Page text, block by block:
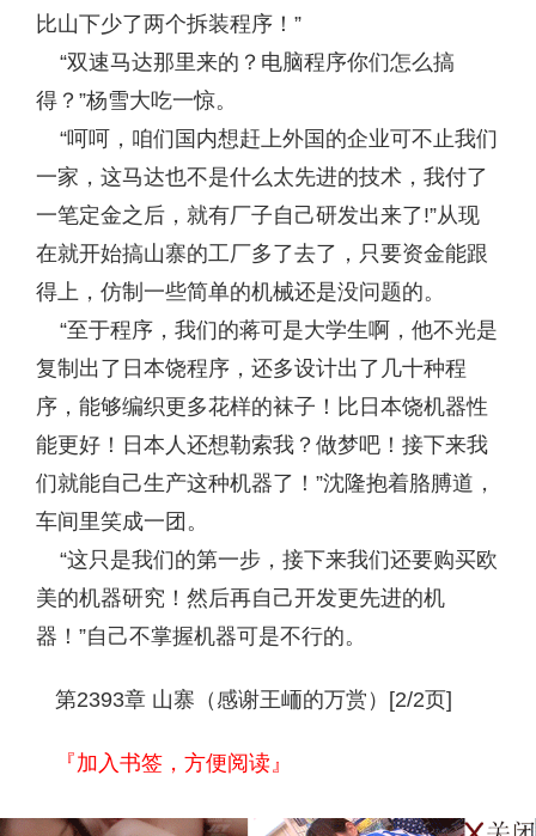
比山下少了两个拆装程序！”
“双速马达那里来的？电脑程序你们怎么搞
得？”杨雪大吃一惊。
“呵呵，咱们国内想赶上外国的企业可不止我们
一家，这马达也不是什么太先进的技术，我付了
一笔定金之后，就有厂子自己研发出来了!”从现
在就开始搞山寨的工厂多了去了，只要资金能跟
得上，仿制一些简单的机械还是没问题的。
“至于程序，我们的蒋可是大学生啊，他不光是
复制出了日本饶程序，还多设计出了几十种程
序，能够编织更多花样的袜子！比日本饶机器性
能更好！日本人还想勒索我？做梦吧！接下来我
们就能自己生产这种机器了！”沈隆抱着胳膊道，
车间里笑成一团。
“这只是我们的第一步，接下来我们还要购买欧
美的机器研究！然后再自己开发更先进的机
器！”自己不掌握机器可是不行的。
第2393章 山寨（感谢王峏的万赏）[2/2页]
『加入书签，方便阅读』